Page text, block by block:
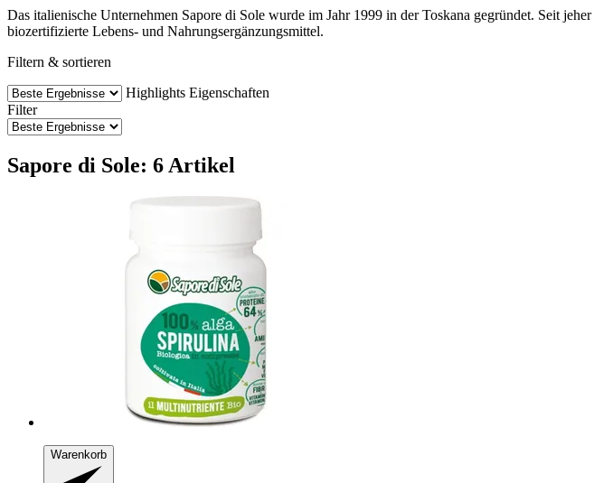
Das italienische Unternehmen Sapore di Sole wurde im Jahr 1999 in der Toskana gegründet. Seit
biozertifizierte Lebens- und Nahrungsergänzungsmittel.
Filtern & sortieren
Highlights Eigenschaften
Filter
Sapore di Sole: 6 Artikel
Warenkorb